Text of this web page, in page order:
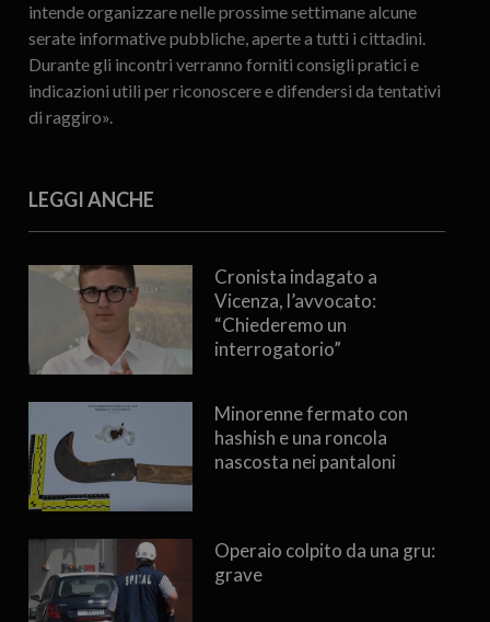
intende organizzare nelle prossime settimane alcune
serate informative pubbliche, aperte a tutti i cittadini.
Durante gli incontri verranno forniti consigli pratici e
indicazioni utili per riconoscere e difendersi da tentativi
di raggiro».
LEGGI ANCHE
Cronista indagato a
Vicenza, l’avvocato:
“Chiederemo un
interrogatorio”
Minorenne fermato con
hashish e una roncola
nascosta nei pantaloni
Operaio colpito da una gru:
grave